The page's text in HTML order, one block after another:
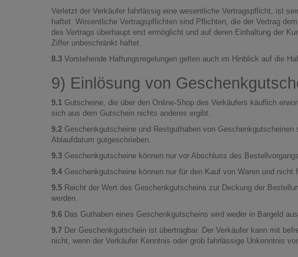
Verletzt der Verkäufer fahrlässig eine wesentliche Vertragspflicht, ist
haftet. Wesentliche Vertragspflichten sind Pflichten, die der Vertrag
des Vertrags überhaupt erst ermöglicht und auf deren Einhaltung der
Ziffer unbeschränkt haftet.
8.3 Vorstehende Haftungsregelungen gelten auch im Hinblick auf die
9) Einlösung von
9.1 Gutscheine, die über den Online-Shop des Verkäufers käuflich
sich aus dem Gutschein nichts anderes ergibt.
9.2 Geschenkgutscheine und Restguthaben von
Ablaufdatum gutgeschrieben.
9.3 Geschenkgutscheine können nur vor Abschluss des
9.4 Geschenkgutscheine können nur für den Kauf von Waren und
9.5 Reicht der Wert des Geschenkgutscheins zur Deckung der
werden.
9.6 Das Guthaben eines Geschenkgutscheins wird weder in Bargeld
9.7 Der Geschenkgutschein ist übertragbar. Der Verkäufer kann mit
nicht, wenn der Verkäufer Kenntnis oder grob fahrlässige Unkenntnis